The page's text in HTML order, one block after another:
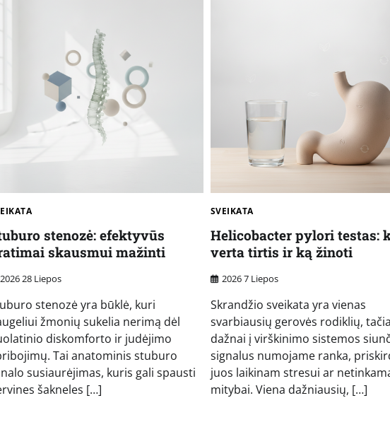
stenozė: efektyvūs
skausmui mažinti
2026 28 Liepos
stenozė yra būklė, kuri
žmonių sukelia nerimą dėl
diskomforto ir judėjimo
Tai anatominis stuburo
susiaurėjimas, kuris gali spausti
šakneles […]
SVEIKATA
Helicobacter pylori testas:
verta tirtis ir ką žinoti
2026 7 Liepos
Skrandžio sveikata yra vienas
svarbiausių gerovės rodiklių,
dažnai į virškinimo sistemos
signalus numojame ranka,
juos laikinam stresui ar
mitybai. Viena dažniausių, […]